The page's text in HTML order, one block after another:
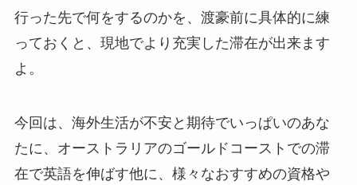
行った先で何をするのかを、渡豪前に具体的に練
っておくと、現地でより充実した滞在が出来ます
よ。
今回は、海外生活が不安と期待でいっぱいのあな
たに、オーストラリアのゴールドコーストでの滞
在で英語を伸ばす他に、様々なおすすめの資格や